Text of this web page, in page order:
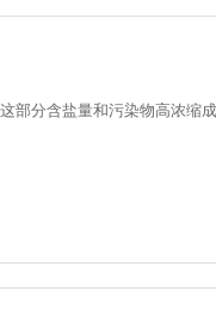
部分含盐量和污染物高浓